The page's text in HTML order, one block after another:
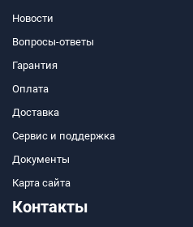
Новости
Вопросы-ответы
Гарантия
Оплата
Доставка
Сервис и поддержка
Документы
Карта сайта
Контакты